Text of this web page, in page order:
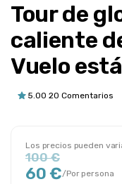
Tour de
caliente
Vuelo
5.00 20 Comentarios
Los precios pueden
100 €
60 €/Por persona